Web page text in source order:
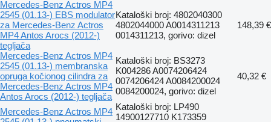
Mercedes-Benz Actros MP4
2545 (01.13-) EBS modulator
za Mercedes-Benz Actros
MP4 Antos Arocs (2012-)
tegljača
Kataloški broj: 4802040300
4802044000 A0014311213
0014311213, gorivo: dizel
148,39 €
Mercedes-Benz Actros MP4
2545 (01.13-) membranska
opruga kočionog cilindra za
Mercedes-Benz Actros MP4
Antos Arocs (2012-) tegljača
Kataloški broj: BS3273
K004286 A0074206424
0074206424 A0084200024
0084200024, gorivo: dizel
40,32 €
Mercedes-Benz Actros MP4 Kataloški broj: LP490
14900127710 K173359